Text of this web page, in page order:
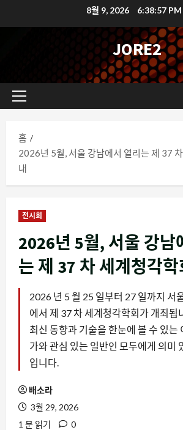
텐
가
8월 9, 2026 6:38:58 PM
JORE2
기
메
뉴
홈
2026년 5월, 서울 강남에서 열리는 제 37
내
전시회
2026년 5월, 서울 강남
는 제 37 차 세계청각학
2026 년 5 월 25 일부터 27 일까지 서
에서 제 37 차 세계청각학회가 개최됩
최신 동향과 기술을 한눈에 볼 수 있는
가와 관심 있는 일반인 모두에게 의미
입니다.
배소라
3월 29, 2026
1 분 읽기
0